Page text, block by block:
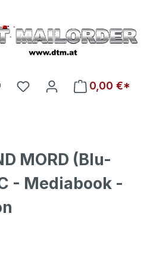
Du hast 0 Produkte auf
0,00 €*
MORD (Blu-
- Mediabook -